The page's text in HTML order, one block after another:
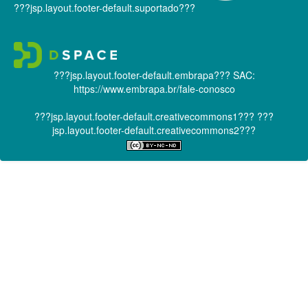
???jsp.layout.footer-default.suportado???
???jsp.layout.footer-default.embrapa??? SAC:
https://www.embrapa.br/fale-conosco
???jsp.layout.footer-default.creativecommons1??? ???
jsp.layout.footer-default.creativecommons2???